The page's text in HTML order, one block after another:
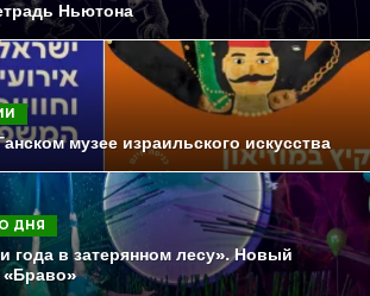
Ньютона
музее израильского искусства
ДНЯ
года в затерянном лесу». Новый
«Браво»